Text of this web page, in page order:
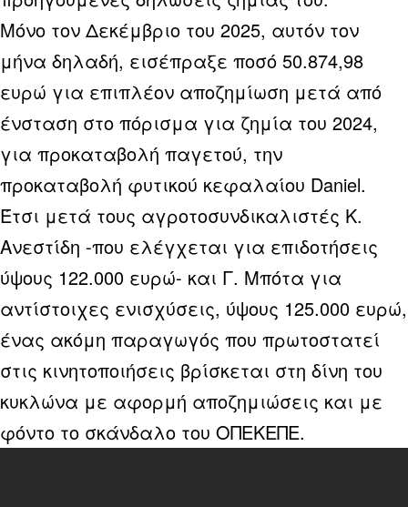
Μόνο τον Δεκέμβριο του 2025, αυτόν τον
μήνα δηλαδή, εισέπραξε ποσό 50.874,98
ευρώ για επιπλέον αποζημίωση μετά από
ένσταση στο πόρισμα για ζημία του 2024,
για προκαταβολή παγετού, την
προκαταβολή φυτικού κεφαλαίου Daniel.
Έτσι μετά τους αγροτοσυνδικαλιστές Κ.
Ανεστίδη -που ελέγχεται για επιδοτήσεις
ύψους 122.000 ευρώ- και Γ. Μπότα για
αντίστοιχες ενισχύσεις, ύψους 125.000 ευρώ,
ένας ακόμη παραγωγός που πρωτοστατεί
στις κινητοποιήσεις βρίσκεται στη δίνη του
κυκλώνα με αφορμή αποζημιώσεις και με
φόντο το σκάνδαλο του ΟΠΕΚΕΠΕ.